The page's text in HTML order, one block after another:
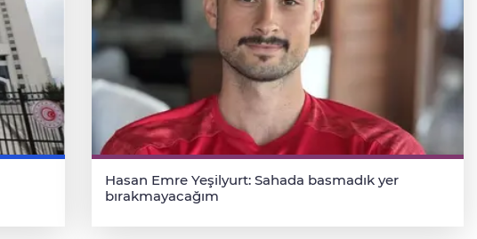
Hasan Emre Yeşilyurt: Sahada basmadık yer
bırakmayacağım